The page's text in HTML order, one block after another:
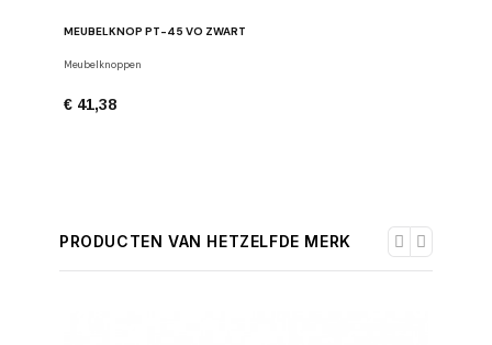
MEUBELKNOP PT-45 VO ZWART
Meubelknoppen
€ 41,38
PRODUCTEN VAN HETZELFDE MERK